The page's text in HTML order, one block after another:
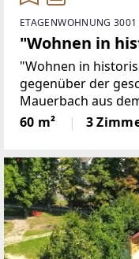
ETAGENWOHNUNG
"Wohnen in
"Wohnen in
gegenüber der
Mauerbach aus
das 2-stöckige
alten Originals
60 m² 3